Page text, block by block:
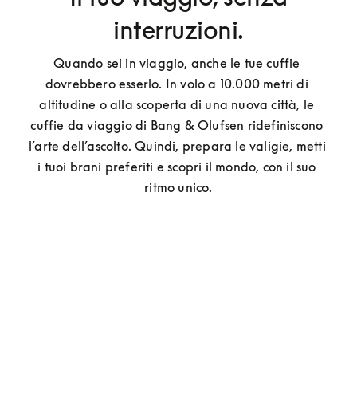
interruzioni.
Quando sei in viaggio, anche le tue cuffie
dovrebbero esserlo. In volo a 10.000 metri di
altitudine o alla scoperta di una nuova città, le
cuffie da viaggio di Bang & Olufsen ridefiniscono
l’arte dell’ascolto. Quindi, prepara le valigie, metti
i tuoi brani preferiti e scopri il mondo, con il suo
ritmo unico.